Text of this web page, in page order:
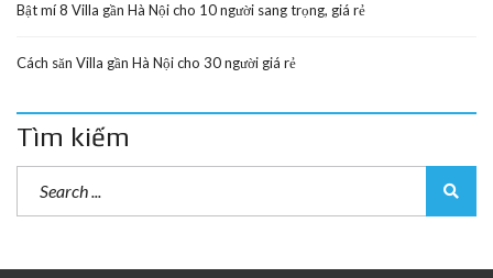
Bật mí 8 Villa gần Hà Nội cho 10 người sang trọng, giá rẻ
Cách săn Villa gần Hà Nội cho 30 người giá rẻ
Tìm kiếm